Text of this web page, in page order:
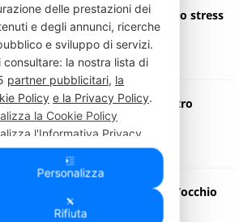
aria condizionata a palla doppio stress
gli occhi
Giugno 2019 Press Italia
da cordone ombelicale contro
Maggio 2019 Press Italia
il grande caldo secca anche l’occhio
13 Maggio 2019 Press Italia
delle prestazioni dei
e degli annunci, ricerche
e sviluppo di servizi.
consultare: la nostra lista di
partner pubblicitari, la
Policy e la Privacy Policy.
la Cookie Policy
l'Informativa Privacy
Personalizza
Rifiuta